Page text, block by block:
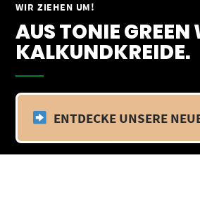
WIR ZIEHEN UM!
AUS TONIE GREEN
KALKUNDKREIDE.
ENTDECKE UNSERE
Springe
Inhalt
Vom 09.04.25 - 20.04.25 befinden wir uns
Zeitraum findet kein Versand